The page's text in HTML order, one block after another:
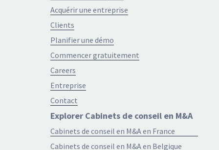
Acquérir une entreprise
Clients
Planifier une démo
Commencer gratuitement
Careers
Entreprise
Contact
Explorer Cabinets de conseil en M&A
Cabinets de conseil en M&A en France
Cabinets de conseil en M&A en Belgique